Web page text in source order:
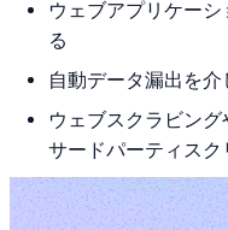
ウェブアプリケー
る
自動データ漏出を
ウェブスクラビン
サードパーティスク